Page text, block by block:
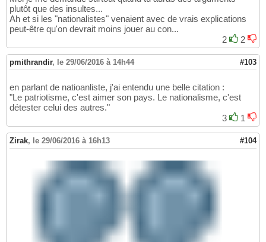
plutôt que des insultes...
Ah et si les "nationalistes" venaient avec de vrais explications
peut-être qu'on devrait moins jouer au con...
2
2
pmithrandir, le 29/06/2016 à 14h44 #103
en parlant de natioanliste, j'ai entendu une belle citation :
"Le patriotisme, c'est aimer son pays. Le nationalisme, c'est
détester celui des autres."
3
1
Zirak, le 29/06/2016 à 16h13 #104